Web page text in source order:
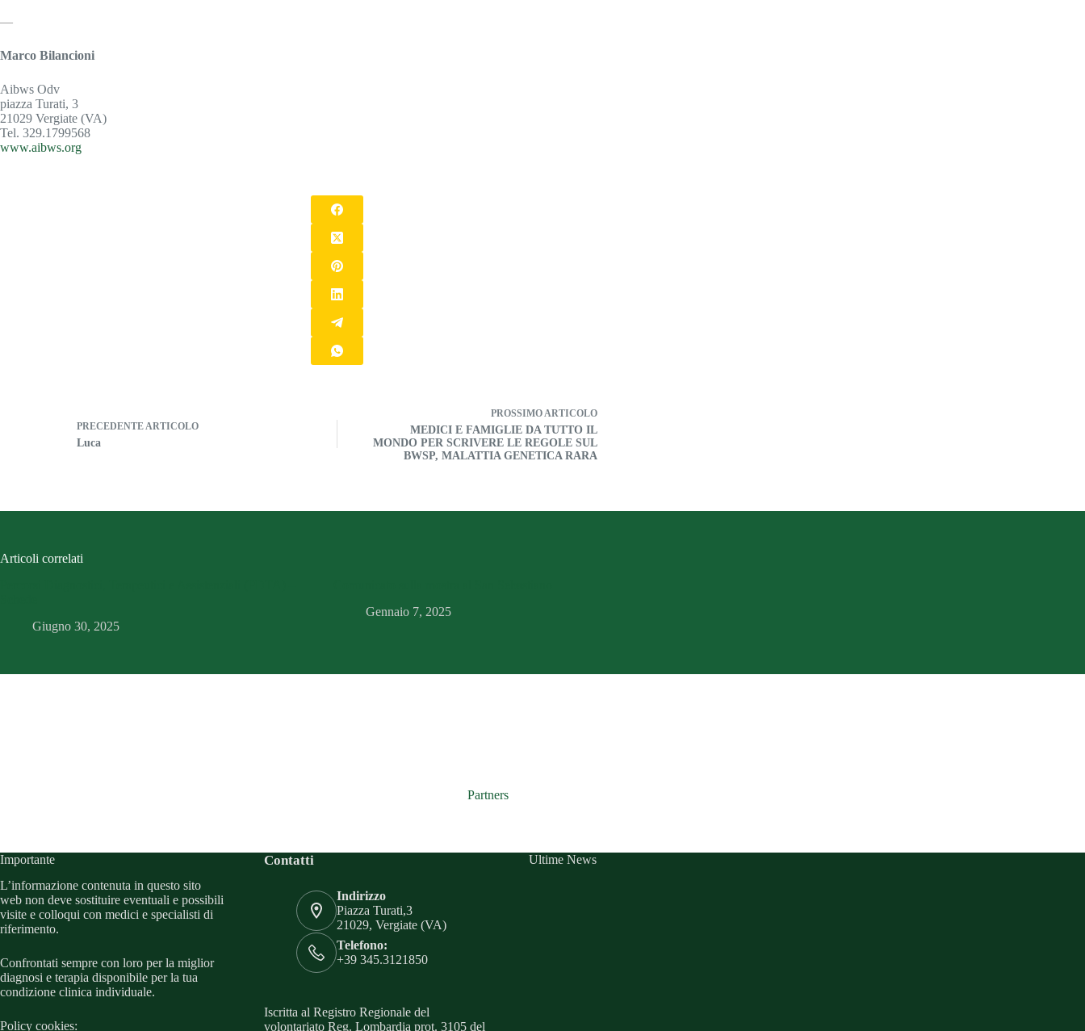
—
Marco Bilancioni
Aibws Odv
piazza Turati, 3
21029 Vergiate (VA)
Tel. 329.1799568
www.aibws.org
PRECEDENTEARTICOLO
Luca
PROSSIMOARTICOLO
MEDICI E FAMIGLIE DA TUTTO IL
MONDO PER SCRIVERE LE REGOLE SUL
BWSP, MALATTIA GENETICA RARA
Articoli correlati
Giugno 30, 2025
Gennaio 7, 2025
Partners
Importante
L’informazione contenuta in questo sito
web non deve sostituire eventuali e possibili
visite e colloqui con medici e specialisti di
riferimento.
Confrontati sempre con loro per la miglior
diagnosi e terapia disponibile per la tua
condizione clinica individuale.
Policy cookies:
Contatti
Indirizzo
Piazza Turati,3
21029, Vergiate (VA)
Telefono:
+39 345.3121850
Iscritta al Registro Regionale del
volontariato Reg. Lombardia prot. 3105 del
Ultime News